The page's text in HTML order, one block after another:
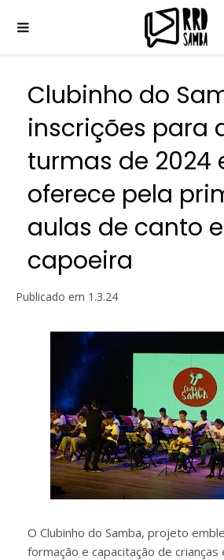
Clubinho do
inscrições para
turmas de 2024
oferece pela
aulas de canto e
capoeira
Publicado em 1.3.24
O Clubinho do Samba, projeto
formação e capacitação de